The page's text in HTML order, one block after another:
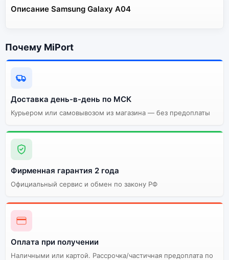
Описание Samsung Galaxy A04
Почему MiPort
Доставка день-в-день по МСК
Курьером или самовывозом из магазина — без предоплаты
Фирменная гарантия 2 года
Официальный сервис и обмен по закону РФ
Оплата при получении
Наличными или картой. Рассрочка/частичная предоплата по